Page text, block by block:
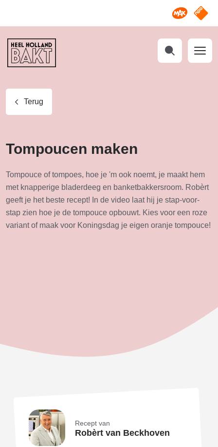
Omroep
NPO
Heel
Holland
Bakt
Terug
Tompoucen maken
Tompouce of tompoes, hoe je 'm ook noemt, je maakt hem
met knapperige bladerdeeg en banketbakkersroom. Robèrt
geeft je het beste recept! In de video laat hij je stap-voor-
stap zien hoe je de tompouce opbouwt. Kies voor een roze
variant of maak voor Koningsdag je eigen oranje tompouce!
Recept van
Robèrt van Beckhoven